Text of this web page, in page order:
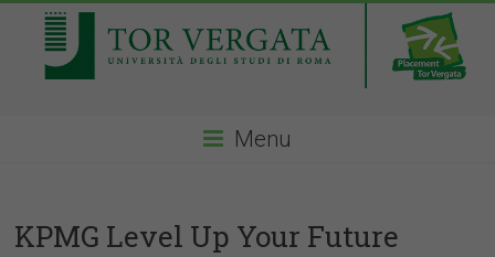
Menu
KPMG Level Up Your Future